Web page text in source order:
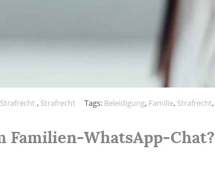
, Strafrecht Tags: Beleidigung, Familie, Strafrecht,
Familien-WhatsApp-Chat?